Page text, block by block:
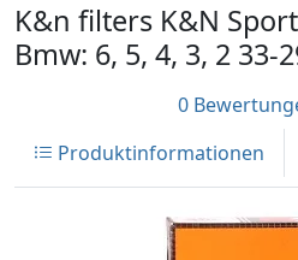
K&n filters K&N
Bmw: 6, 5, 4, 3, 2 33-
0
Produktinformationen